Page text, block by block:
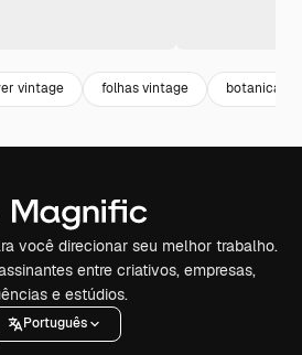
vintage folhas vintage botanical
você direcionar seu melhor trabalho.
entre criativos, empresas,
e estúdios.
Português